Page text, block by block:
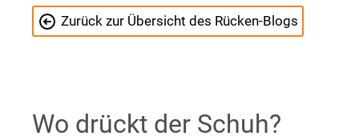
Zurück zur Übersicht des Rücken-Blogs
Wo drückt der Schuh?